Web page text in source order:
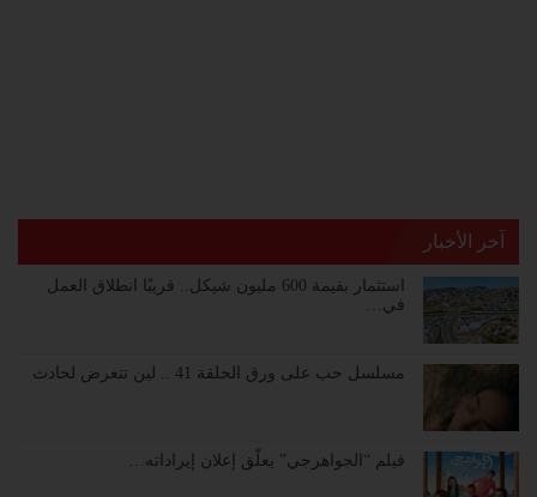
آخر الأخبار
استثمار بقيمة 600 مليون شيكل.. قريبًا انطلاق العمل
في…
مسلسل حب على ورق الحلقة 41 .. لين تتعرض لحادث
فيلم “الجواهرجي” يعلّق إعلان إيراداته…